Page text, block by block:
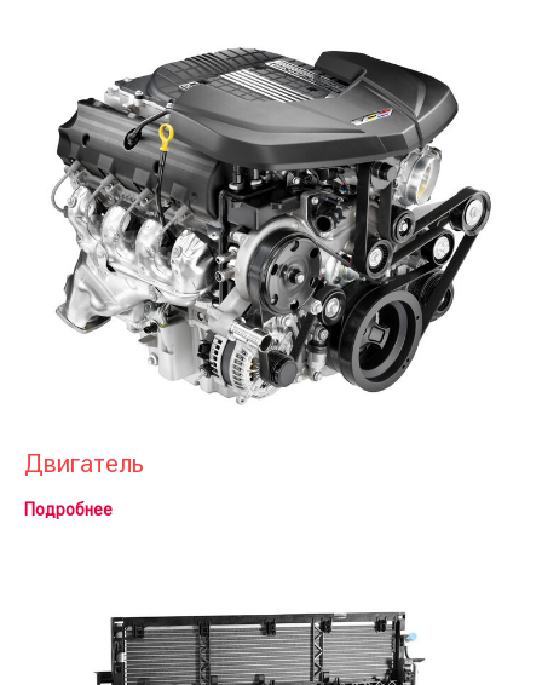
Двигатель
Подробнее